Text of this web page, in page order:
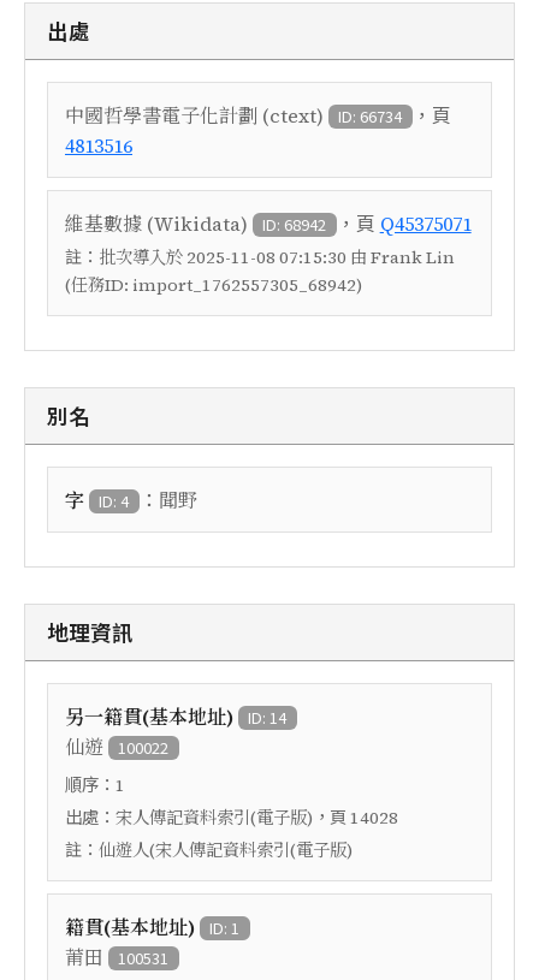
出處
中國哲學書電子化計劃 (ctext) ID: 66734 ，頁
4813516
維基數據 (Wikidata) ID: 68942 ，頁 Q45375071
註： 批次導入於 2025-11-08 07:15:30 由 Frank Lin
(任務ID: import_1762557305_68942)
別名
字 ID: 4 ： 聞野
地理資訊
另一籍貫(基本地址) ID: 14
仙遊 100022
順序： 1
出處： 宋人傳記資料索引(電子版) ，頁 14028
註： 仙遊人(宋人傳記資料索引(電子版)
籍貫(基本地址) ID: 1
莆田 100531